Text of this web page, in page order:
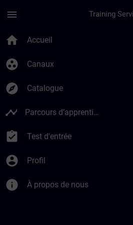
menu
home Accueil
group_work Canaux
explore Catalogue
timeline Parcours d’apprentissage
assignment_turned_in Test d'entrée
account_circle Profil
info À propos de nous